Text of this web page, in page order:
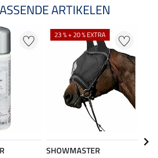
ARTIKELEN
23 % + 20 % EXTRA
SHOWMASTER